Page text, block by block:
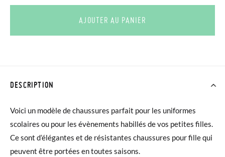
AJOUTER AU PANIER
DESCRIPTION
Voici un modèle de chaussures parfait pour les uniformes
scolaires ou pour les évènements habillés de vos petites filles.
Ce sont d’élégantes et de résistantes chaussures pour fille qui
peuvent être portées en toutes saisons.